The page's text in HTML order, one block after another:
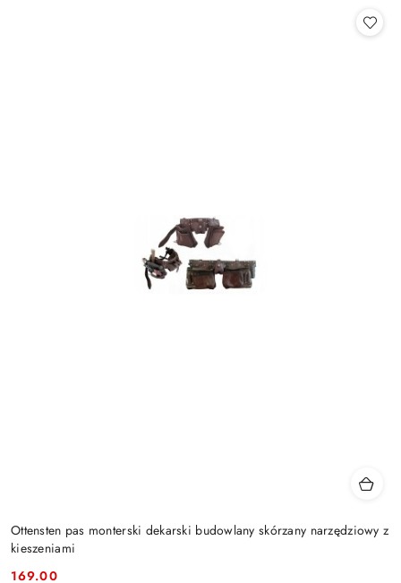
Ottensten pas monterski dekarski budowlany skórzany narzędziowy z
kieszeniami
169.00